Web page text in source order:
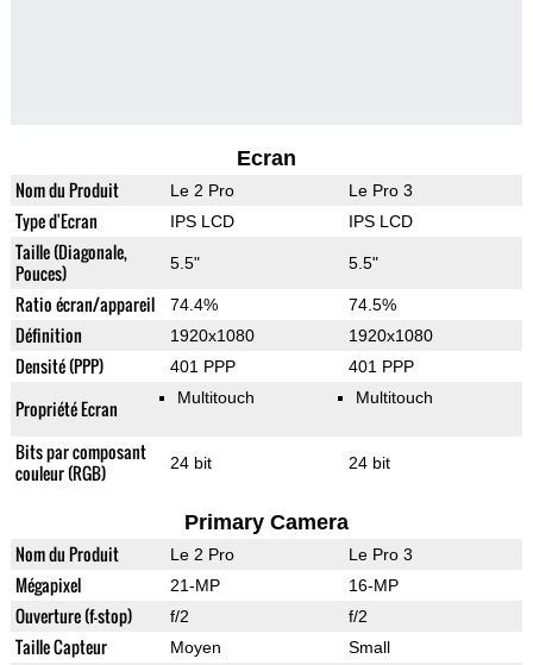
Ecran
Nom du Produit Le 2 Pro Le Pro 3
Type d'Ecran IPS LCD IPS LCD
Taille (Diagonale,
Pouces)
5.5" 5.5"
Ratio écran/appareil 74.4% 74.5%
Définition 1920x1080 1920x1080
Densité (PPP) 401 PPP 401 PPP
Propriété Ecran Multitouch Multitouch
Bits par composant
couleur (RGB)
24 bit 24 bit
Primary Camera
Nom du Produit Le 2 Pro Le Pro 3
Mégapixel 21-MP 16-MP
Ouverture (f-stop) f/2 f/2
Taille Capteur Moyen Small